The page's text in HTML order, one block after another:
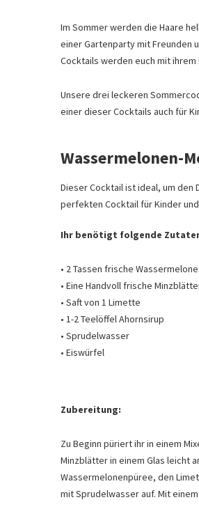
Im Sommer werden die Haare
einer Gartenparty mit Freunden
Cocktails werden euch mit
Unsere drei leckeren
einer dieser Cocktails auch für
Wassermelonen-
Dieser Cocktail ist ideal, um den
perfekten Cocktail für Kinder
Ihr benötigt folgende
• 2 Tassen frische
• Eine Handvoll frische
• Saft von 1 Limette
• 1-2 Teelöffel Ahornsirup
• Sprudelwasser
• Eiswürfel
Zubereitung:
Zu Beginn püriert ihr in einem
Minzblätter in einem Glas leicht
Wassermelonenpüree, den
mit Sprudelwasser auf. Mit